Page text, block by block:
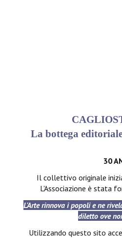
La bottega
30
Il collettivo originale
L'Associazione è stata
L'Arte rinnova i popoli e ne
diletto ove
Utilizzando questo sito